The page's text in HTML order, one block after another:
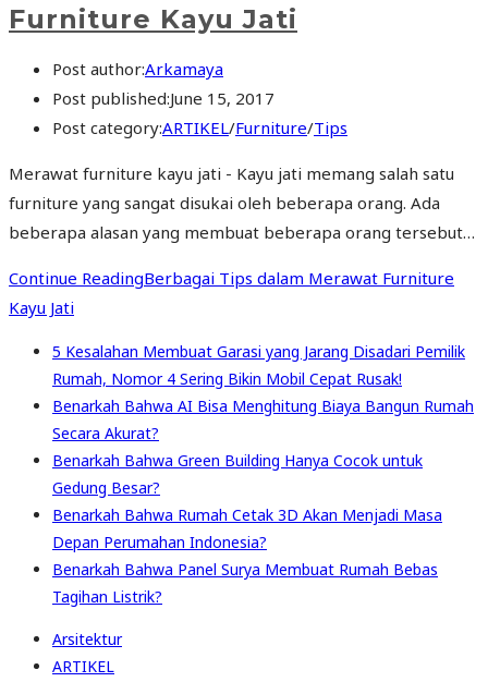
Furniture Kayu Jati
Post author:Arkamaya
Post published:June 15, 2017
Post category:ARTIKEL/Furniture/Tips
Merawat furniture kayu jati - Kayu jati memang salah satu
furniture yang sangat disukai oleh beberapa orang. Ada
beberapa alasan yang membuat beberapa orang tersebut…
Continue ReadingBerbagai Tips dalam Merawat Furniture
Kayu Jati
5 Kesalahan Membuat Garasi yang Jarang Disadari Pemilik
Rumah, Nomor 4 Sering Bikin Mobil Cepat Rusak!
Benarkah Bahwa AI Bisa Menghitung Biaya Bangun Rumah
Secara Akurat?
Benarkah Bahwa Green Building Hanya Cocok untuk
Gedung Besar?
Benarkah Bahwa Rumah Cetak 3D Akan Menjadi Masa
Depan Perumahan Indonesia?
Benarkah Bahwa Panel Surya Membuat Rumah Bebas
Tagihan Listrik?
Arsitektur
ARTIKEL